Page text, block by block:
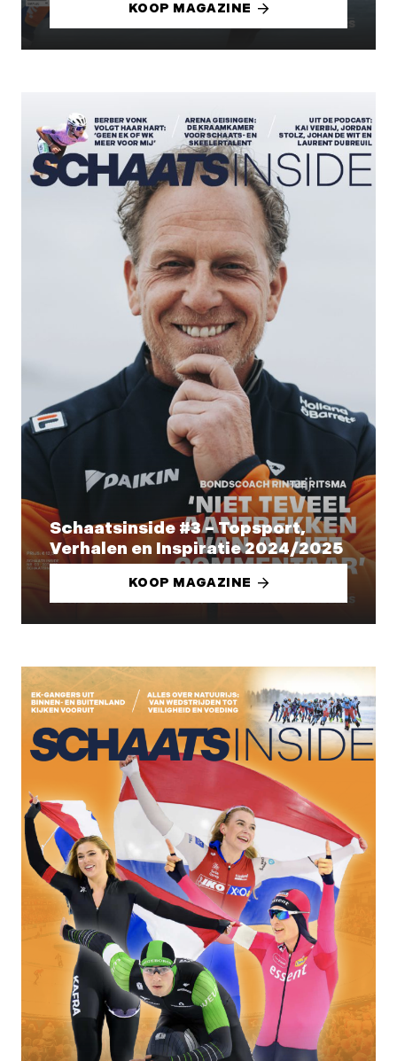
KOOP MAGAZINE
Schaatsinside #3 – Topsport,
Verhalen en Inspiratie 2024/2025
KOOP MAGAZINE